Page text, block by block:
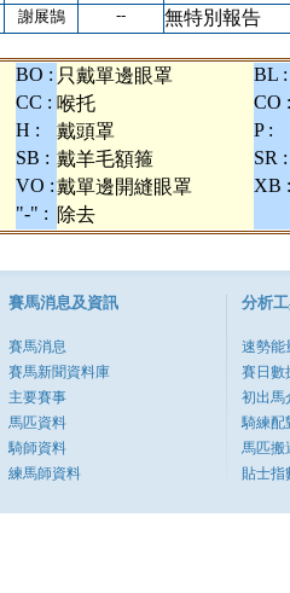
謝展鵠 -- 無特別報告
BO : 只戴單邊眼罩
BL :
CC : 喉托
CO :
H : 戴頭罩
P :
SB : 戴羊毛額箍
SR :
VO :戴單邊開縫眼罩
XB :
"-" : 除去
賽馬消息及資訊
賽馬消息
賽馬新聞資料庫
主要賽事
馬匹資料
騎師資料
練馬師資料
分析
速勢能
賽日數
初出馬
騎練配
馬匹搬
貼士指